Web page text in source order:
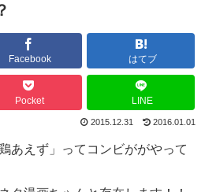
Facebook はてブ
Pocket LINE
2015.12.31 2016.01.01
あえず」ってコンビががやって